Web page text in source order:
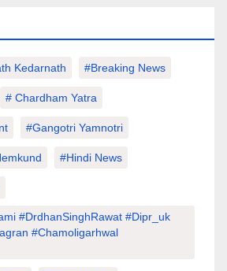
Kedarnath #Breaking News
# Chardham Yatra
#Gangotri Yamnotri
#hindi News
#drdhanSinghRawat #dipr_uk
#chamoligarhwal